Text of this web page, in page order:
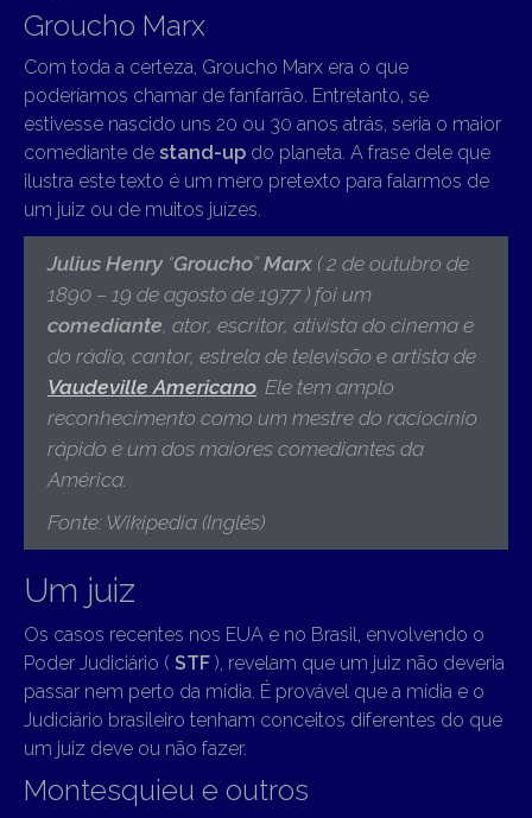
Groucho Marx
Com toda a certeza, Groucho Marx era o que
poderíamos chamar de fanfarrão. Entretanto, se
estivesse nascido uns 20 ou 30 anos atrás, seria o maior
comediante de stand-up do planeta. A frase dele que
ilustra este texto é um mero pretexto para falarmos de
um juiz ou de muitos juízes.
Julius Henry “Groucho” Marx ( 2 de outubro de
1890 – 19 de agosto de 1977 ) foi um
comediante, ator, escritor, ativista do cinema e
do rádio, cantor, estrela de televisão e artista de
Vaudeville Americano Ele tem amplo
reconhecimento como um mestre do raciocínio
rápido e um dos maiores comediantes da
América
Fonte: Wikipedia (Inglês)
Um juiz
Os casos recentes nos EUA e no Brasil, envolvendo o
Poder Judiciário ( STF ), revelam que um juiz não deveria
passar nem perto da mídia. É provável que a mídia e o
Judiciário brasileiro tenham conceitos diferentes do que
um juiz deve ou não fazer.
Montesquieu e outros